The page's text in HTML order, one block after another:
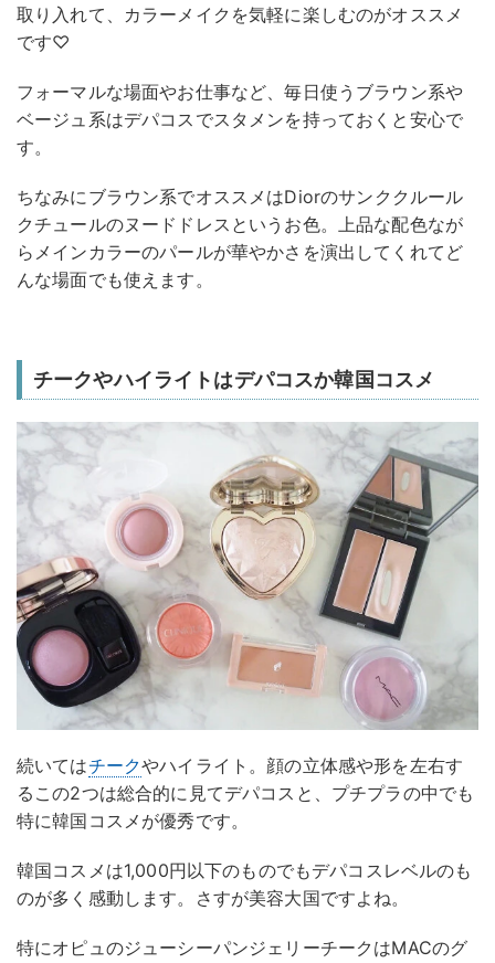
取り入れて、カラーメイクを気軽に楽しむのがオススメ
です♡
フォーマルな場面やお仕事など、毎日使うブラウン系や
ベージュ系はデパコスでスタメンを持っておくと安心で
す。
ちなみにブラウン系でオススメはDiorのサンククルール
クチュールのヌードドレスというお色。上品な配色なが
らメインカラーのパールが華やかさを演出してくれてど
んな場面でも使えます。
チークやハイライトはデパコスか韓国コスメ
続いてはチークやハイライト。顔の立体感や形を左右す
るこの2つは総合的に見てデパコスと、プチプラの中でも
特に韓国コスメが優秀です。
韓国コスメは1,000円以下のものでもデパコスレベルのも
のが多く感動します。さすが美容大国ですよね。
特にオピュのジューシーパンジェリーチークはMACのグ